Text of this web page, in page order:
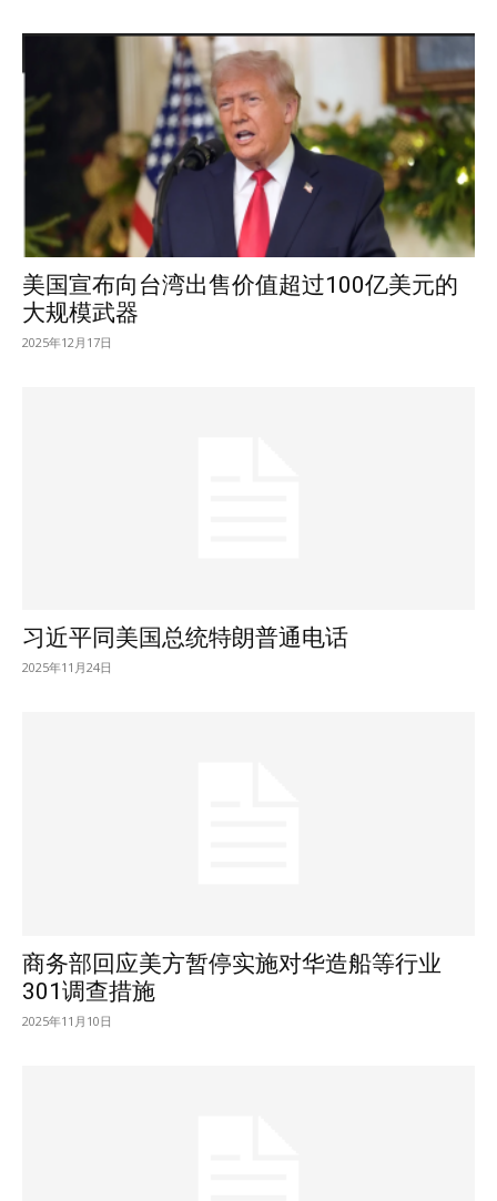
美国宣布向台湾出售价值超过100亿美元的
大规模武器
2025年12月17日
习近平同美国总统特朗普通电话
2025年11月24日
商务部回应美方暂停实施对华造船等行业
301调查措施
2025年11月10日